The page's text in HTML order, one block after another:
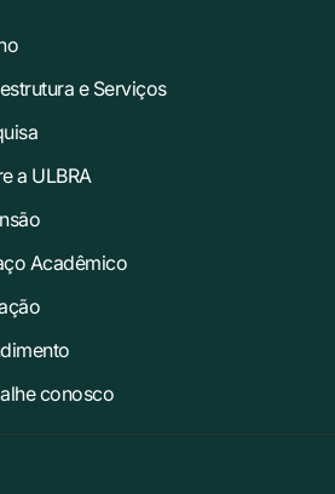
e Serviços
a ULBRA
Acadêmico
conosco